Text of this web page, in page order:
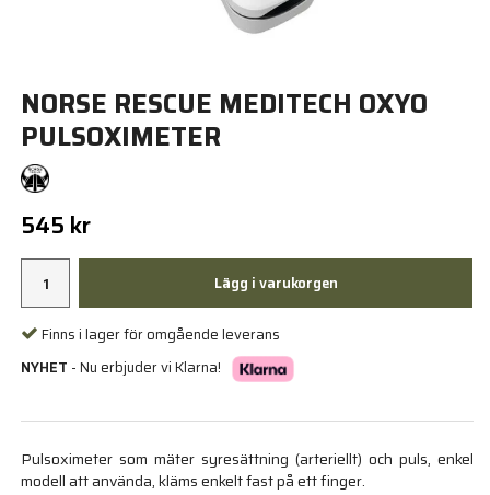
NORSE RESCUE MEDITECH OXYO
PULSOXIMETER
545 kr
Lägg i varukorgen
Finns i lager för omgående leverans
NYHET - Nu erbjuder vi Klarna!
Pulsoximeter som mäter syresättning (arteriellt) och puls, enkel
modell att använda, kläms enkelt fast på ett finger.